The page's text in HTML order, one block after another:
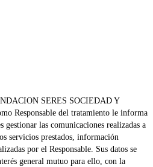
SERES SOCIEDAD Y
Responsable del tratamiento le informa
las comunicaciones realizadas a
servicios prestados, información
por el Responsable. Sus datos se
general mutuo para ello, con la